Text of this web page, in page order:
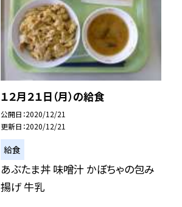
１２月２１日（月）の給食
公開日 2020/12/21
更新日 2020/12/21
給食
あぶたま丼 味噌汁 かぼちゃの包み
揚げ 牛乳